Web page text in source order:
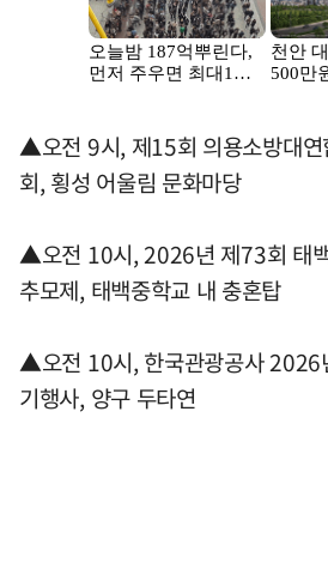
▲오전 9시, 제15회 의용소방대연
회, 횡성 어울림 문화마당
▲오전 10시, 2026년 제73회 태
추모제, 태백중학교 내 충혼탑
▲오전 10시, 한국관광공사 2026
기행사, 양구 두타연